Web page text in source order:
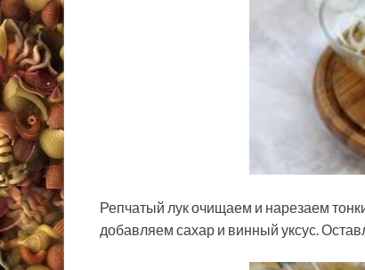
Репчатый лук очищаем и нарезаем
добавляем сахар и винный уксус.